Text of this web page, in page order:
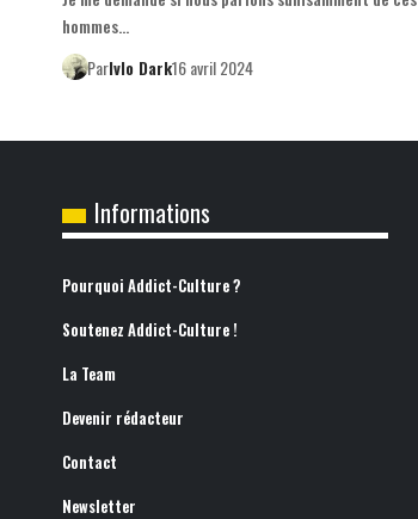
hommes…
ParIvlo Dark16 avril 2024
Informations
Pourquoi Addict-Culture ?
Soutenez Addict-Culture !
La Team
Devenir rédacteur
Contact
Newsletter